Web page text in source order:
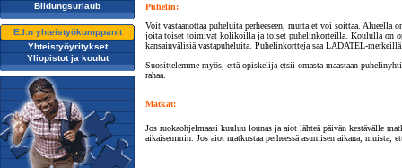
Bildungsurlaub
E.I:n yhteistyökumppanit
Yhteistyöyritykset
Yliopistot ja koulut
Puhelin:
Voit vastaanottaa puheluita perheeseen, mutta et voi soittaa.
joita toiset toimivat kolikoilla ja toiset puhelinkorteilla. Koululla on
kansainvälisiä vastapuheluita. Puhelinkortteja saa LADATEL-
Suosittelemme myös, että opiskelija etsii omasta maastaan
rahaa.
Matkat:
Jos ruokaohjelmaasi kuuluu lounas ja aiot lähteä päivän kestävälle
aikaisemmin. Jos aiot matkustaa perheessä asumisen aikana, muista,